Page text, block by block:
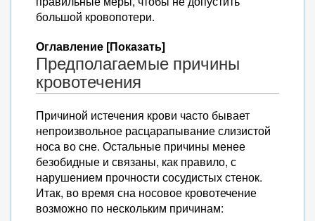
большой кровопотери.
Оглавление [Показать]
Предполагаемые причины
кровотечения
Причиной истечения крови часто бывает
непроизвольное расцарапывание слизистой
носа во сне. Остальные причины менее
безобидные и связаны, как правило, с
нарушением прочности сосудистых стенок.
Итак, во время сна носовое кровотечение
возможно по нескольким причинам: